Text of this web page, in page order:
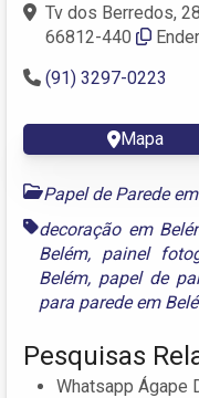
Tv dos Berredos,
66812-440
(91) 3297-0223
Mapa
Papel de Parede
decoração em
Belém, painel
Belém, papel de
para parede em
Pesquisas
Whatsapp Ágape